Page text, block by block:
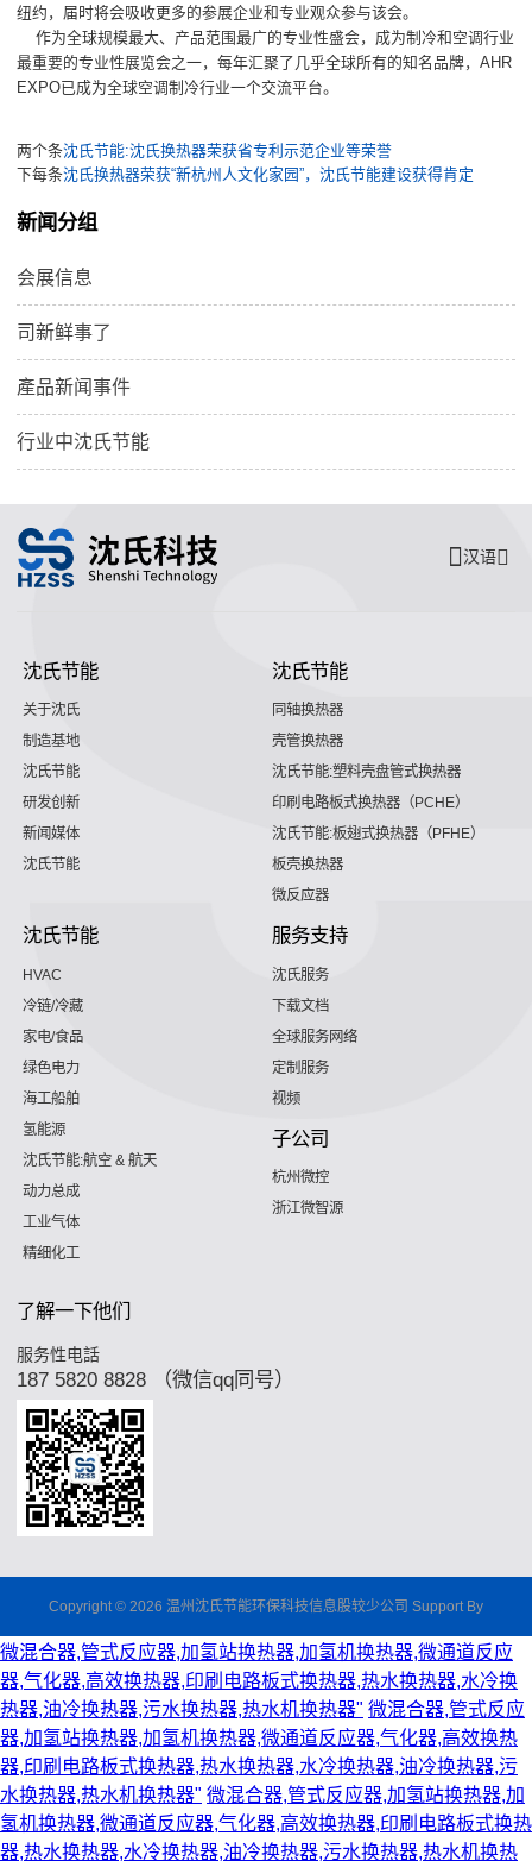
纽约，届时将会吸收更多的参展企业和专业观众参与该会。
作为全球规模最大、产品范围最广的专业性盛会，成为制冷和空调行业
最重要的专业性展览会之一，每年汇聚了几乎全球所有的知名品牌，AHR
EXPO已成为全球空调制冷行业一个交流平台。
两个条沈氏节能:沈氏换热器荣获省专利示范企业等荣誉
下每条沈氏换热器荣获“新杭州人文化家园”，沈氏节能建设获得肯定
新闻分组
会展信息
司新鲜事了
產品新闻事件
行业中沈氏节能
汉语
沈氏节能
关于沈氏
制造基地
沈氏节能
研发创新
新闻媒体
沈氏节能
沈氏节能
同轴换热器
壳管换热器
沈氏节能:塑料壳盘管式换热器
印刷电路板式换热器（PCHE）
沈氏节能:板翅式换热器（PFHE）
板壳换热器
微反应器
沈氏节能
HVAC
冷链/冷藏
家电/食品
绿色电力
海工船舶
氢能源
沈氏节能:航空 & 航天
动力总成
工业气体
精细化工
服务支持
沈氏服务
下载文档
全球服务网络
定制服务
视频
子公司
杭州微控
浙江微智源
了解一下他们
服务性电話
187 5820 8828 （微信qq同号）
Copyright © 2026 温州沈氏节能环保科技信息股较少公司 Support By
微混合器,管式反应器,加氢站换热器,加氢机换热器,微通道反应
器,气化器,高效换热器,印刷电路板式换热器,热水换热器,水冷换
热器,油冷换热器,污水换热器,热水机换热器" 微混合器,管式反应
器,加氢站换热器,加氢机换热器,微通道反应器,气化器,高效换热
器,印刷电路板式换热器,热水换热器,水冷换热器,油冷换热器,污
水换热器,热水机换热器" 微混合器,管式反应器,加氢站换热器,加
氢机换热器,微通道反应器,气化器,高效换热器,印刷电路板式换热
器,热水换热器,水冷换热器,油冷换热器,污水换热器,热水机换热